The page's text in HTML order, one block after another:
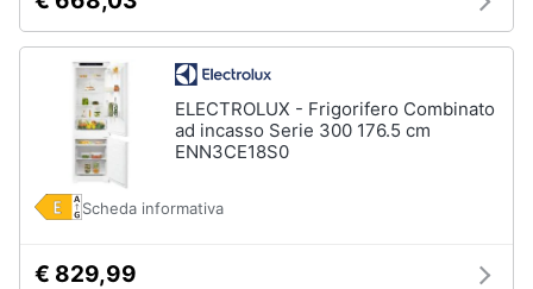
ELECTROLUX - Frigorifero Combinato
ad incasso Serie 300 176.5 cm
ENN3CE18S0
Scheda informativa
€ 829,99